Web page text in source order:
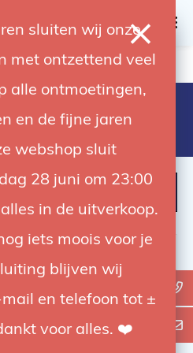
sluiten wij onze
met ontzettend veel
alle ontmoetingen,
en de fijne jaren
webshop sluit
28 juni om 23:00
in de uitverkoop.
iets moois voor je
blijven wij
en telefoon tot ±
voor alles. ❤️
met